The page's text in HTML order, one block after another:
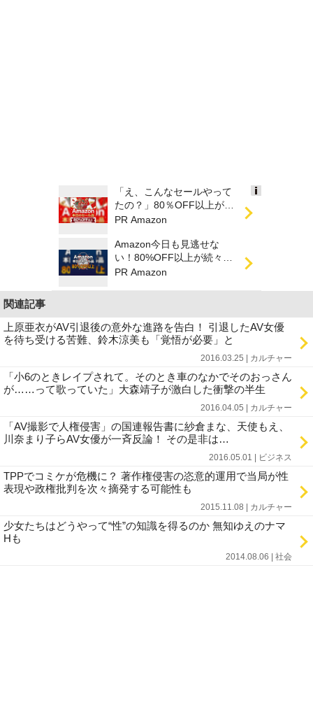
by
「え、こんなセールやって
たの？」80％OFF以上が
続々登場！Amazonの本気
PR Amazon
Amazon今日も見逃せな
い！80%OFF以上が続々登
場
PR Amazon
関連記事
上原亜衣がAV引退後の意外な進路を告白！ 引退したAV女優
を待ち受ける苦難、鈴木涼美も「覚悟が必要」と
2016.03.25 | カルチャー
「小6のときレイプされて。そのとき車のなかでそのおっさん
が……って歌っていた」大森靖子が激白した衝撃の半生
2016.04.05 | カルチャー
「AV撮影で人権侵害」の国連報告書に紗倉まな、天使もえ、
川奈まり子らAV女優が一斉反論！ その是非は…
2016.05.01 | ビジネス
TPPでコミケが危機に？ 著作権侵害の恣意的運用で当局が性
表現や政権批判を次々摘発する可能性も
2015.11.08 | カルチャー
少女たちはどうやって“性”の知識を得るのか 無知ゆえのナマ
Hも
2014.08.06 | 社会